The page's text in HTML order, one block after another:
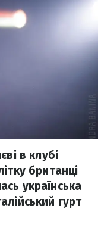
в клубі
британці
українська
гурт